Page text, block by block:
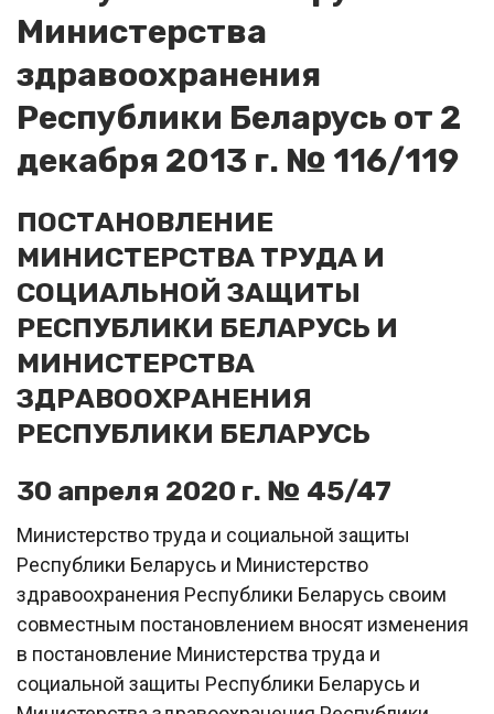
Министерства
здравоохранения
Республики Беларусь от 2
декабря 2013 г. № 116/119
ПОСТАНОВЛЕНИЕ
МИНИСТЕРСТВА ТРУДА И
СОЦИАЛЬНОЙ ЗАЩИТЫ
РЕСПУБЛИКИ БЕЛАРУСЬ И
МИНИСТЕРСТВА
ЗДРАВООХРАНЕНИЯ
РЕСПУБЛИКИ БЕЛАРУСЬ
30 апреля 2020 г. № 45/47
Министерство труда и социальной защиты
Республики Беларусь и Министерство
здравоохранения Республики Беларусь своим
совместным постановлением вносят изменения
в постановление Министерства труда и
социальной защиты Республики Беларусь и